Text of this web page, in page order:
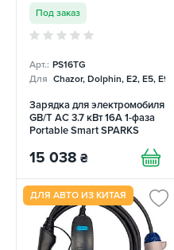
Под заказ
Арт.: PS16TG
Для Chazor, Dolphin, E2, E5,
Зарядка для электромобиля
GB/T AC 3.7 кВт 16А 1-фаза
Portable Smart SPARKS
15 038 ₴
ДЛЯ АВТО ИЗ КИТАЯ